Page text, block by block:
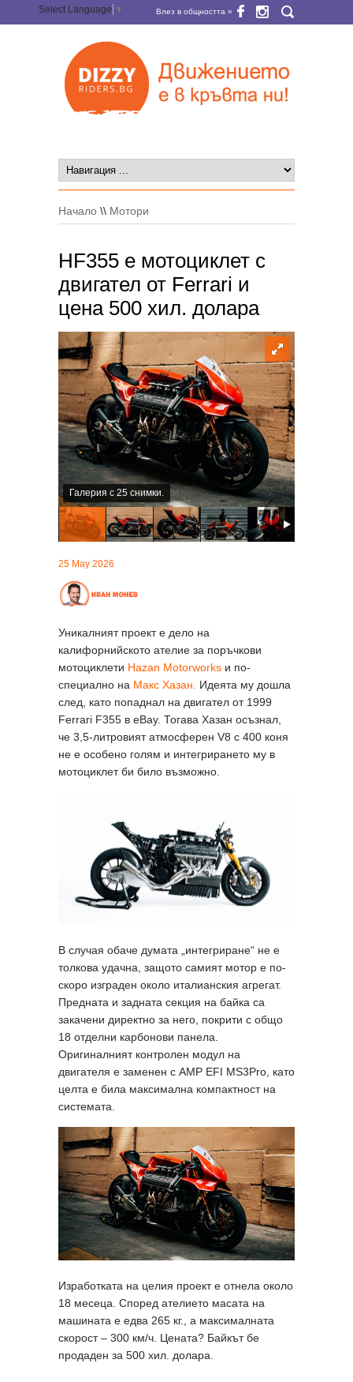
Select Language ▼ Влез в общността »
Начало \\ Мотори
HF355 е мотоциклет с
двигател от Ferrari и
цена 500 хил. долара
Галерия с 25 снимки.
25 May 2026
Уникалният проект е дело на
калифорнийското ателие за поръчкови
мотоциклети Hazan Motorworks и по-
специално на Макс Хазан.
Идеята му дошла
след, като попаднал на двигател от 1999
Ferrari F355 в eBay. Тогава Хазан осъзнал,
че 3,5-литровият атмосферен V8 с 400 коня
не е особено голям и интегрирането му в
мотоциклет би било възможно.
В случая обаче думата „интегриране“ не е
толкова удачна, защото самият мотор е по-
скоро изграден около италианския агрегат.
Предната и задната секция на байка са
закачени директно за него, покрити с общо
18 отделни карбонови панела.
Оригиналният контролен модул на
двигателя е заменен с AMP EFI MS3Pro, като
целта е била максимална компактност на
системата.
Изработката на целия проект е отнела около
18 месеца. Според ателието масата на
машината е едва 265 кг., a максималната
скорост – 300 км/ч. Цената? Байкът бе
продаден за 500 хил. долара.